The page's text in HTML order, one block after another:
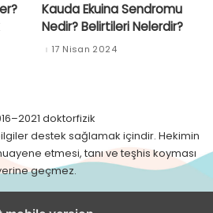
Kauda Ekuina Sendromu
Nedir? Belirtileri Nelerdir?
17 Nisan 2024
doktorfizik
destek sağlamak içindir. Hekimin
etmesi, tanı ve teşhis koyması
geçmez.